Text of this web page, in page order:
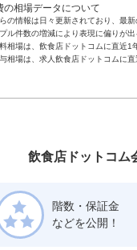
の相場データについて
の情報は日々更新されており、最新
ル件数の増減により表現に偏りが
相場は、飲食店ドットコムに直近1
相場は、求人飲食店ドットコムに直
飲食店ドットコム
階数・保証金
などを公開！